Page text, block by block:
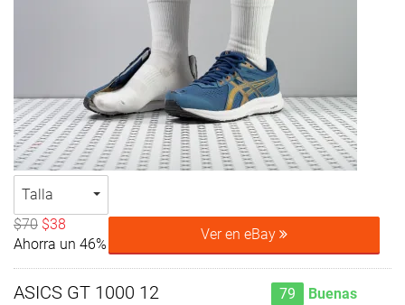
Talla
$70 $38
Ahorra un 46%
Ver en eBay
ASICS GT 1000 12 79 Buenas